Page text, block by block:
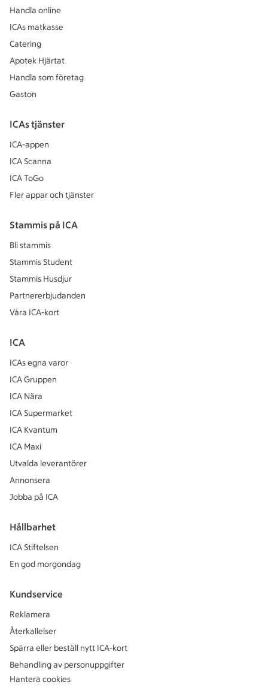
Handla online
ICAs matkasse
Catering
Apotek Hjärtat
Handla som företag
Gaston
ICAs tjänster
ICA-appen
ICA Scanna
ICA ToGo
Fler appar och tjänster
Stammis på ICA
Bli stammis
Stammis Student
Stammis Husdjur
Partnererbjudanden
Våra ICA-kort
ICA
ICAs egna varor
ICA Gruppen
ICA Nära
ICA Supermarket
ICA Kvantum
ICA Maxi
Utvalda leverantörer
Annonsera
Jobba på ICA
Hållbarhet
ICA Stiftelsen
En god morgondag
Kundservice
Reklamera
Återkallelser
Spärra eller beställ nytt ICA-kort
Behandling av personuppgifter
Hantera cookies